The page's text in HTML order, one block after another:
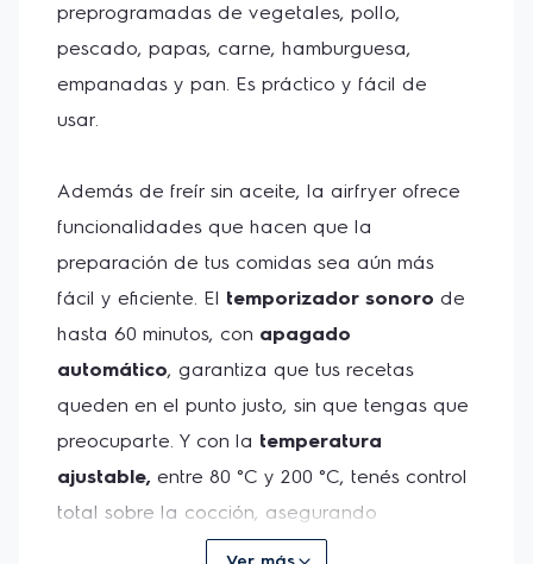
preprogramadas de vegetales, pollo,
pescado, papas, carne, hamburguesa,
empanadas y pan. Es práctico y fácil de
usar.
Además de freír sin aceite, la airfryer ofrece
funcionalidades que hacen que la
preparación de tus comidas sea aún más
fácil y eficiente. El temporizador sonoro de
hasta 60 minutos, con apagado
automático, garantiza que tus recetas
queden en el punto justo, sin que tengas que
preocuparte. Y con la temperatura
ajustable, entre 80 °C y 200 °C, tenés control
total sobre la cocción, asegurando
resultados perfectos en cada uso.